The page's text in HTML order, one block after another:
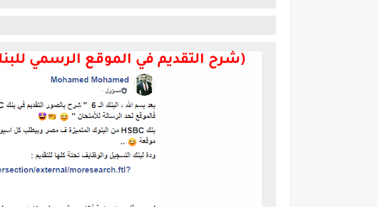
)شرح التقديم في الموقع الرسمي